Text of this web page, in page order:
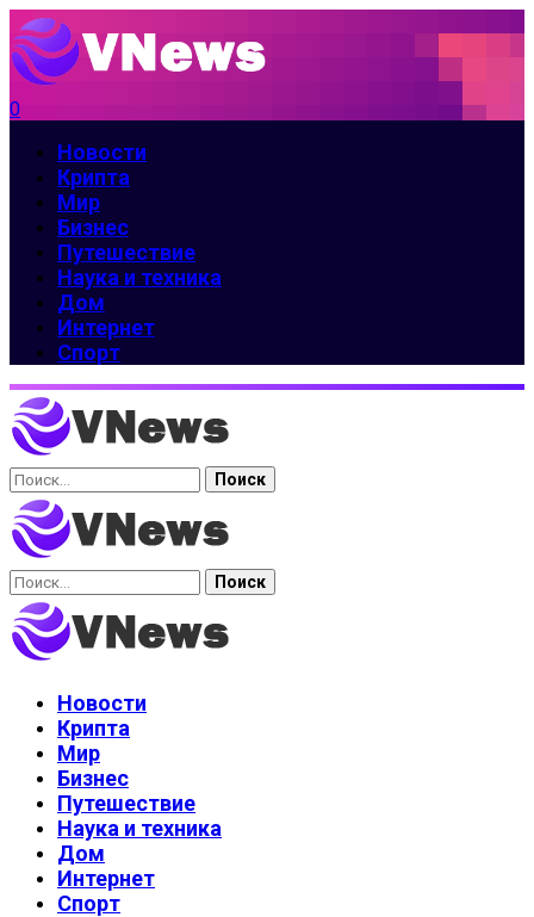
0
Новости
Крипта
Мир
Бизнес
Путешествие
Наука и техника
Дом
Интернет
Спорт
Найти:
Найти:
Новости
Крипта
Мир
Бизнес
Путешествие
Наука и техника
Дом
Интернет
Спорт